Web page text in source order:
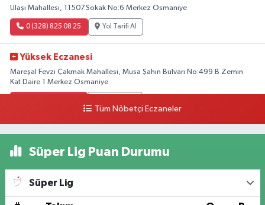
Ulaşı Mahallesi, 11507.Sokak No:6 Merkez Osmaniye
0 (328) 825 08 25 Yol Tarifi Al
Yüksek Eczanesi
Mareşal Fevzi Çakmak Mahallesi, Musa Şahin Bulvarı No:499 B Zemin
Kat Daire 1 Merkez Osmaniye
Tüm Nöbetçi Eczaneler
Süper Lig Puan Durumu
Süper Lig